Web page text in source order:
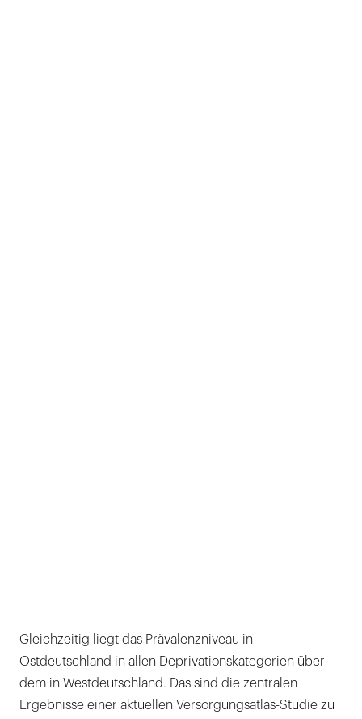
Gleichzeitig liegt das Prävalenzniveau in
Ostdeutschland in allen Deprivationskategorien über
dem in Westdeutschland. Das sind die zentralen
Ergebnisse einer aktuellen Versorgungsatlas-Studie zu